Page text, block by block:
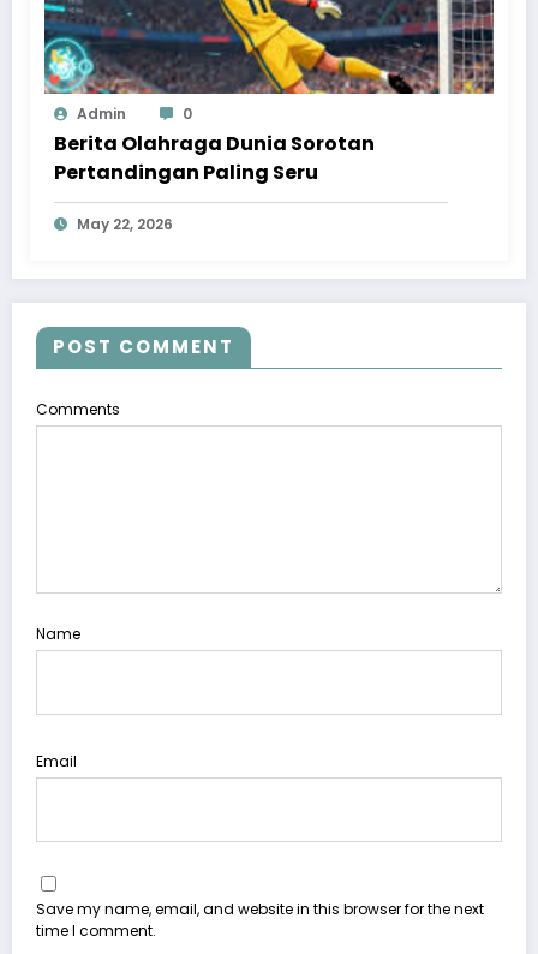
Admin 0
Berita Olahraga Dunia Sorotan
Pertandingan Paling Seru
May 22, 2026
POST COMMENT
Comments
Name
Email
Save my name, email, and website in this browser for the next
time I comment.